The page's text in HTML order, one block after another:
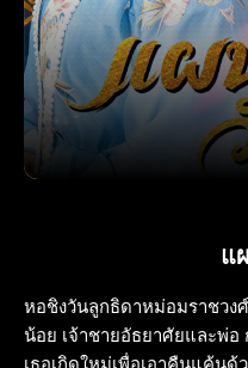
แ
หอชิงวันลูกธิดาหม่อมราชวง
น้อย เจ้าชายอัธยาศัยและพ่อ
เธอเกิดใหม่เพื่อเอาคืนแค้นด้